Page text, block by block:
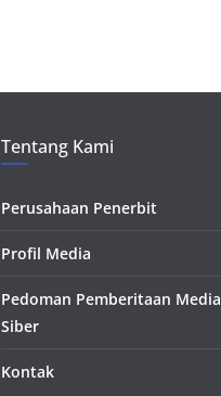
Tentang Kami
Perusahaan Penerbit
Profil Media
Pedoman Pemberitaan Media
Siber
Kontak